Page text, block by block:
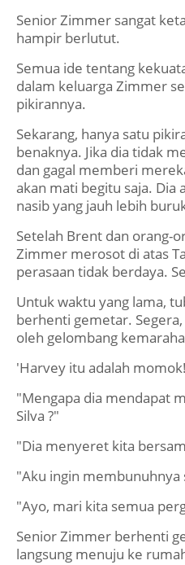
Senior Zimmer sangat
hampir berlutut.
Semua ide tentang
dalam keluarga Zimmer
pikirannya.
Sekarang, hanya satu
benaknya. Jika dia tidak
dan gagal memberi
akan mati begitu saja. Dia
nasib yang jauh lebih
Setelah Brent dan orang-
Zimmer merosot di atas
perasaan tidak berdaya.
Untuk waktu yang lama,
berhenti gemetar.
oleh gelombang
'Harvey itu adalah momok!
"Mengapa dia mendapat
Silva ?"
"Dia menyeret kita
"Aku ingin membunuhnya
"Ayo, mari kita semua
Senior Zimmer berhenti
langsung menuju ke